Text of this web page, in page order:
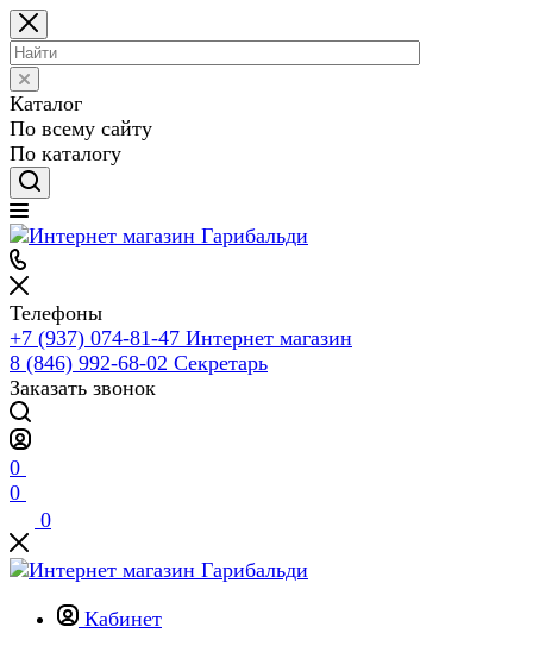
Каталог
По всему сайту
По каталогу
Телефоны
+7 (937) 074-81-47 Интернет магазин
8 (846) 992-68-02 Секретарь
Заказать звонок
0
0
0
Кабинет